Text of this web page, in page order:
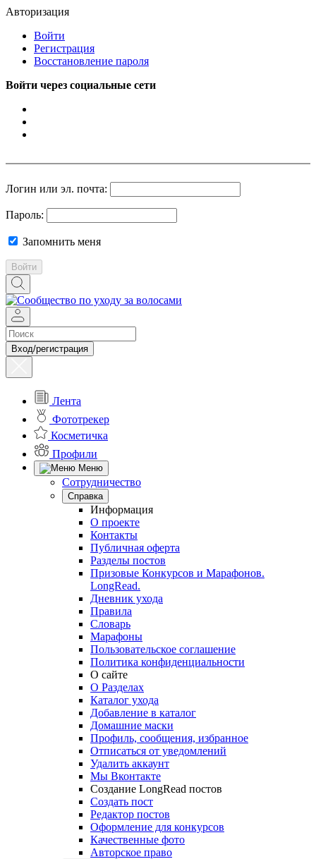
Авторизация
Войти
Регистрация
Восстановление пароля
Войти через социальные сети
Логин или эл. почта:
Пароль:
Запомнить меня
Войти
Вход/регистрация
Лента
Фототрекер
Косметичка
Профили
Меню
Сотрудничество
Справка
Информация
О проекте
Контакты
Публичная оферта
Разделы постов
Призовые Конкурсов и Марафонов.
LongRead.
Дневник ухода
Правила
Словарь
Марафоны
Пользовательское соглашение
Политика конфиденциальности
О сайте
О Разделах
Каталог ухода
Добавление в каталог
Домашние маски
Профиль, сообщения, избранное
Отписаться от уведомлений
Удалить аккаунт
Мы Вконтакте
Создание LongRead постов
Создать пост
Редактор постов
Оформление для конкурсов
Качественные фото
Авторское право